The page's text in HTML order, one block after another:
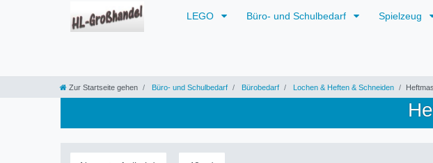
LEGO Büro- und Schulbedarf Spielzeug
Zur Startseite gehen Büro- und Schulbedarf Bürobedarf Lochen & Heften & Schneiden